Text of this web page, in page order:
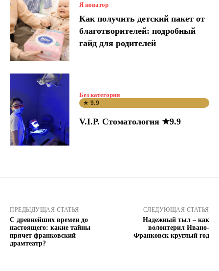
Я новатор
Как получить детский пакет от
благотворителей: подробный
гайд для родителей
Без категории
★ 9.9
V.I.P. Стоматология ★9.9
ПРЕДЫДУЩАЯ СТАТЬЯ
С древнейших времен до
настоящего: какие тайны
прячет франковский
драмтеатр?
СЛЕДУЮЩАЯ СТАТЬЯ
Надежный тыл – как
волонтерил Ивано-
Франковск круглый год